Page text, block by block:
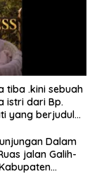
tiba .kini sebuah
istri dari Bp.
yang berjudul
Dalam
jalan Galih-